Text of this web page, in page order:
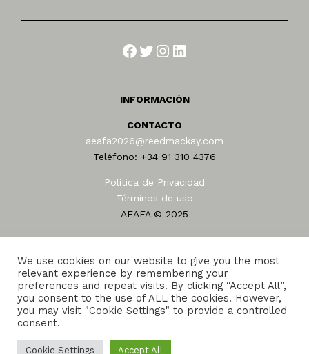
Facebook
Twitter
Instagram
LinkedIn
INFORMACIÓN
CONTACTO
aeafa2026@reedmackay.com
Teléfono: +34 91 310 4376
Política de Privacidad
Términos de uso
AEAFA © 2025
Home Sede Programa
25 años en AEAFA
Amigo de la AEAFA 2026
Transporte
We use cookies on our website to give you the most
relevant experience by remembering your
preferences and repeat visits. By clicking “Accept All”,
you consent to the use of ALL the cookies. However,
you may visit "Cookie Settings" to provide a controlled
consent.
Cookie Settings Accept All